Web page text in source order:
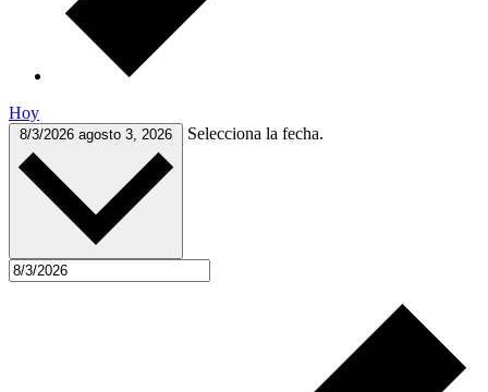
Hoy
8/3/2026 agosto 3, 2026 Selecciona la fecha.